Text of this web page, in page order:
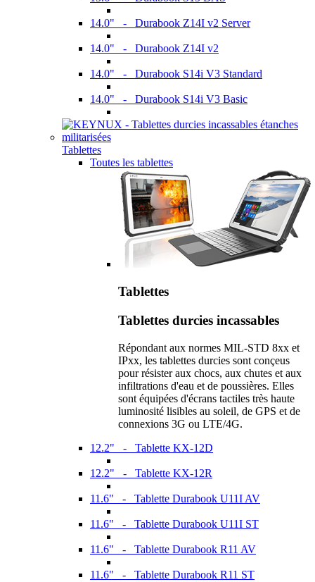
14.0" - Durabook Z14I v2 Server
14.0" - Durabook Z14I v2
14.0" - Durabook S14i V3 Standard
14.0" - Durabook S14i V3 Basic
Tablettes
Toutes les tablettes
Tablettes
Tablettes durcies incassables
Répondant aux normes MIL-STD 8xx et
IPxx, les tablettes durcies sont conçeus
pour résister aux chocs, aux chutes et aux
infiltrations d'eau et de poussières. Elles
sont équipées d'écrans tactiles très haute
luminosité lisibles au soleil, de GPS et de
connexions 3G ou LTE/4G.
12.2" - Tablette KX-12D
12.2" - Tablette KX-12R
11.6" - Tablette Durabook U11I AV
11.6" - Tablette Durabook U11I ST
11.6" - Tablette Durabook R11 AV
11.6" - Tablette Durabook R11 ST